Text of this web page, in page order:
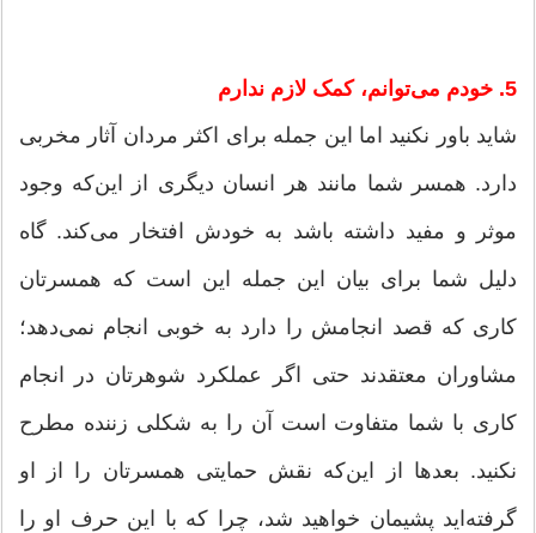
5. خودم می‌توانم، کمک لازم ندارم
شاید باور نکنید اما این جمله برای اکثر مردان آثار مخربی
دارد. همسر شما مانند هر انسان دیگری از این‌که وجود
موثر و مفید داشته باشد به خودش افتخار می‌کند. گاه
دلیل شما برای بیان این جمله این است که همسرتان
کاری که قصد انجامش را دارد به خوبی انجام نمی‌دهد؛
مشاوران معتقدند حتی اگر عملکرد شوهرتان در انجام
کاری با شما متفاوت است آن را به شکلی زننده مطرح
نکنید. بعد‌ها از این‌که نقش حمایتی همسرتان را از او
گرفته‌اید پشیمان خواهید شد، چرا که با این حرف او را